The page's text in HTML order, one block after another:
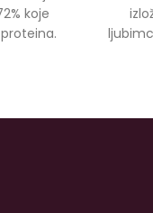
koje